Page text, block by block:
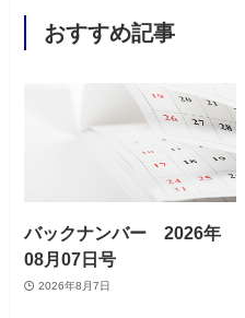
おすすめ記事
バックナンバー 2026年
08月07日号
2026年8月7日